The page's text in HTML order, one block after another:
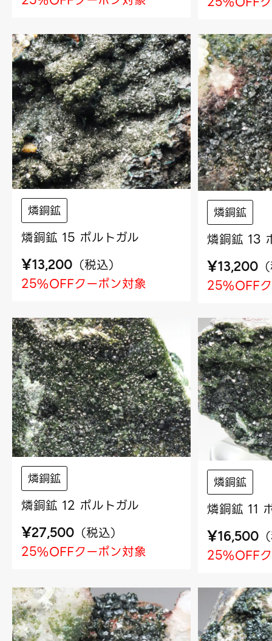
燐銅鉱
燐銅鉱 15 ポルトガル
¥13,200 （税込）
25%OFFクーポン対象
燐銅鉱
燐銅鉱 13
¥13,200 （
25%OFF
燐銅鉱
燐銅鉱 12 ポルトガル
¥27,500 （税込）
25%OFFクーポン対象
燐銅鉱
燐銅鉱 11
¥16,500 （
25%OFF